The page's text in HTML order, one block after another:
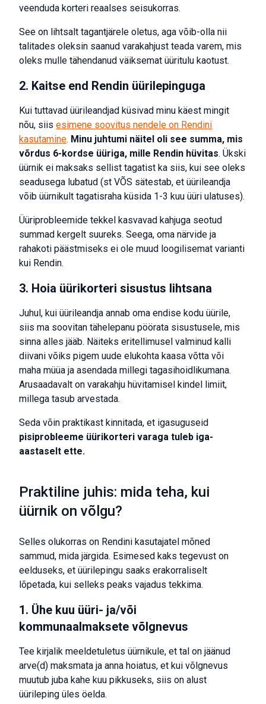
veenduda korteri reaalses seisukorras.
See on lihtsalt tagantjärele oletus, aga võib-olla nii
talitades oleksin saanud varakahjust teada varem, mis
oleks mulle tähendanud väiksemat üüritulu kaotust.
2. Kaitse end Rendin üürilepinguga
Kui tuttavad üürileandjad küsivad minu käest mingit
nõu, siis esimene soovitus nendele on Rendini
kasutamine. Minu juhtumi näitel oli see summa, mis
võrdus 6-kordse üüriga, mille Rendin hüvitas. Ükski
üürnik ei maksaks sellist tagatist ka siis, kui see oleks
seadusega lubatud (st VÕS sätestab, et üürileandja
võib üürnikult tagatisraha küsida 1-3 kuu üüri ulatuses).
Üüriprobleemide tekkel kasvavad kahjuga seotud
summad kergelt suureks. Seega, oma närvide ja
rahakoti päästmiseks ei ole muud loogilisemat varianti
kui Rendin.
3. Hoia üürikorteri sisustus lihtsana
Juhul, kui üürileandja annab oma endise kodu üürile,
siis ma soovitan tähelepanu pöörata sisustusele, mis
sinna alles jääb. Näiteks eritellimusel valminud kalli
diivani võiks pigem uude elukohta kaasa võtta või
maha müüa ja asendada millegi tagasihoidlikumana.
Arusaadavalt on varakahju hüvitamisel kindel limiit,
millega tasub arvestada.
Seda võin praktikast kinnitada, et igasuguseid
pisiprobleeme üürikorteri varaga tuleb iga-
aastaselt ette.
Praktiline juhis: mida teha, kui
üürnik on võlgu?
Selles olukorras on Rendini kasutajatel mõned
sammud, mida järgida. Esimesed kaks tegevust on
eelduseks, et üürilepingu saaks erakorraliselt
lõpetada, kui selleks peaks vajadus tekkima.
1. Ühe kuu üüri- ja/või
kommunaalmaksete võlgnevus
Tee kirjalik meeldetuletus üürnikule, et tal on jäänud
arve(d) maksmata ja anna hoiatus, et kui võlgnevus
muutub juba kahe kuu pikkuseks, siis on alust
üürileping üles öelda.